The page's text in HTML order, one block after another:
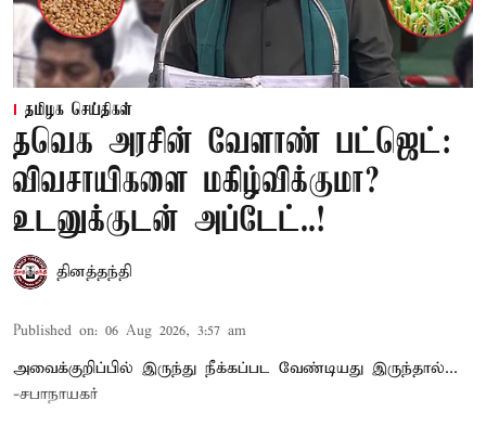
தமிழக செய்திகள்
தவெக அரசின் வேளாண் பட்ஜெட்:
விவசாயிகளை மகிழ்விக்குமா?
உடனுக்குடன் அப்டேட்..!
தினத்தந்தி
Published on: 06 Aug 2026, 3:57 am
அவைக்குறிப்பில் இருந்து நீக்கப்பட வேண்டியது இருந்தால்...
-சபாநாயகர்